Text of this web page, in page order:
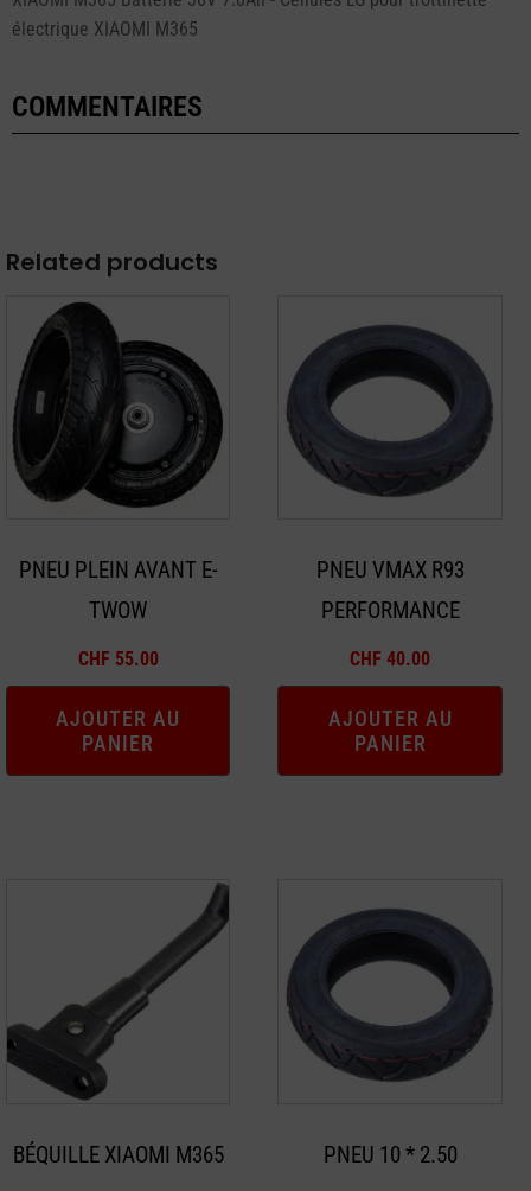
électrique XIAOMI M365
COMMENTAIRES
Related products
PNEU PLEIN AVANT E-
TWOW
CHF 55.00
AJOUTER AU
PANIER
PNEU VMAX R93
PERFORMANCE
CHF 40.00
AJOUTER AU
PANIER
BÉQUILLE XIAOMI M365 PNEU 10 * 2.50